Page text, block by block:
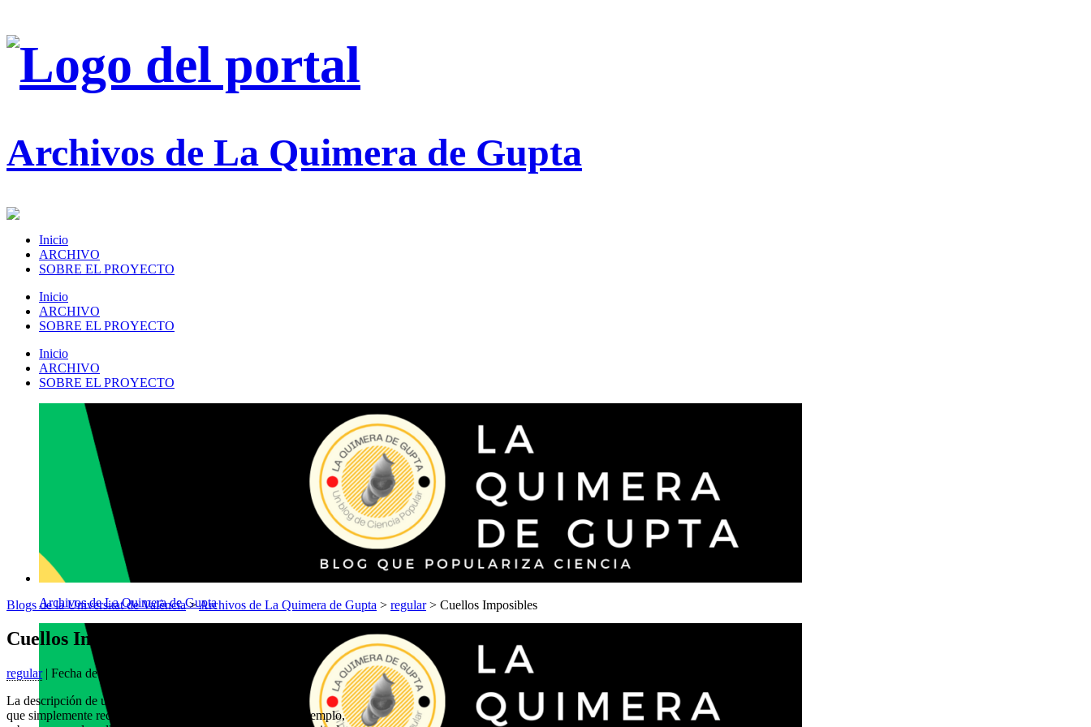
Archivos de La Quimera de Gupta
Inicio
ARCHIVO
SOBRE EL PROYECTO
Inicio
ARCHIVO
SOBRE EL PROYECTO
Inicio
ARCHIVO
SOBRE EL PROYECTO
Archivos de La Quimera de Gupta
Blogs de la Universitat de València>Archivos de La Quimera de Gupta > regular> Cuellos Imposibles
Cuellos Imposibles
regular| Fecha de publicación: 19 mayo, 2015
La descripción de una animal sirve para mucho más
que simplemente reconocerlo cuando lo observamos. Por ejemplo,